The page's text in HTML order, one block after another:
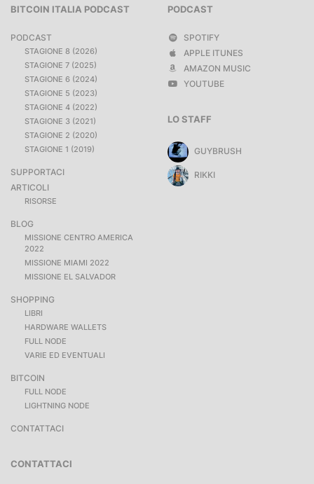
BITCOIN ITALIA PODCAST
PODCAST
STAGIONE 8 (2026)
STAGIONE 7 (2025)
STAGIONE 6 (2024)
STAGIONE 5 (2023)
STAGIONE 4 (2022)
STAGIONE 3 (2021)
STAGIONE 2 (2020)
STAGIONE 1 (2019)
SUPPORTACI
ARTICOLI
RISORSE
BLOG
MISSIONE CENTRO AMERICA
2022
MISSIONE MIAMI 2022
MISSIONE EL SALVADOR
SHOPPING
LIBRI
HARDWARE WALLETS
FULL NODE
VARIE ED EVENTUALI
BITCOIN
FULL NODE
LIGHTNING NODE
CONTATTACI
PODCAST
SPOTIFY
APPLE ITUNES
AMAZON MUSIC
YOUTUBE
CONTATTACI
LO STAFF
GUYBRUSH
RIKKI